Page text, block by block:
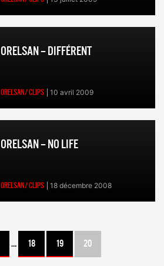
ORELSAN – DIFFÉRENT
ORELSAN/ CLIPS 10 avril 2009
ORELSAN – NO LIFE
ORELSAN/ CLIPS 18 décembre 2008
… 18 19 20